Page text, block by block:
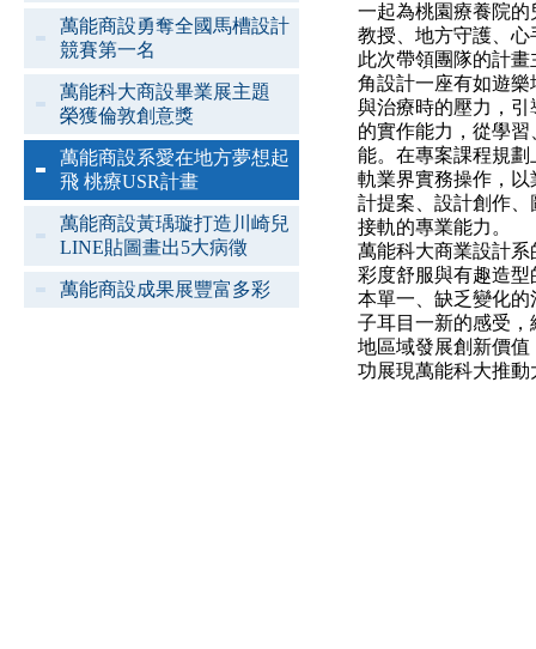
萬能商設勇奪全國馬槽設計
競賽第一名
萬能科大商設畢業展主題
榮獲倫敦創意獎
萬能商設系愛在地方夢想起
飛 桃療USR計畫
萬能商設黃瑀璇打造川崎兒
LINE貼圖畫出5大病徵
萬能商設成果展豐富多彩
一起為桃園療養院
教授、地方守護、
此次帶領團隊的計
角設計一座有如遊
與治療時的壓力，
的實作能力，從學
能。在專案課程規
軌業界實務操作，
計提案、設計創作
接軌的專業能力。
萬能科大商業設計
彩度舒服與有趣造
本單一、缺乏變化
子耳目一新的感受
地區域發展創新價
功展現萬能科大推